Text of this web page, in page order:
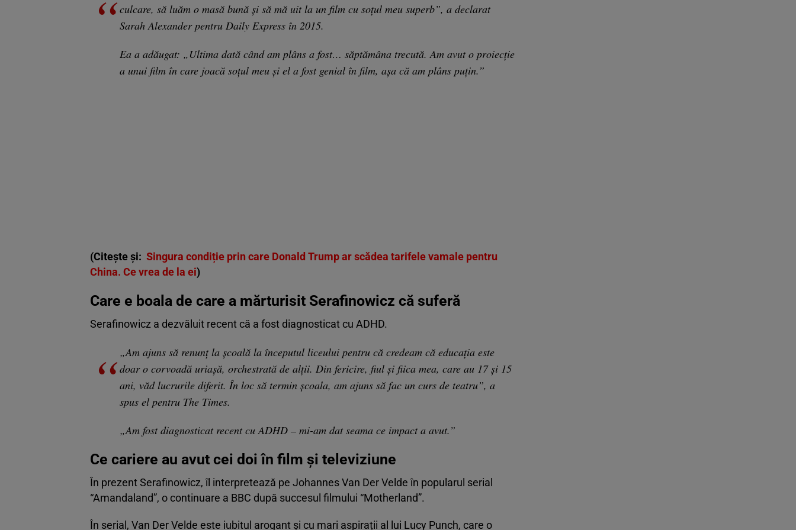
culcare, să luăm o masă bună și să mă uit la un film cu soțul meu superb”, a declarat
Sarah Alexander pentru Daily Express în 2015.
Ea a adăugat: „Ultima dată când am plâns a fost… săptămâna trecută. Am avut o proiecție
a unui film în care joacă soțul meu și el a fost genial în film, așa că am plâns puțin.”
(Citește și: Singura condiție prin care Donald Trump ar scădea tarifele vamale pentru
China. Ce vrea de la ei)
Care e boala de care a mărturisit Serafinowicz că suferă
Serafinowicz a dezvăluit recent că a fost diagnosticat cu ADHD.
„Am ajuns să renunț la școală la începutul liceului pentru că credeam că educația este
doar o corvoadă uriașă, orchestrată de alții. Din fericire, fiul și fiica mea, care au 17 și 15
ani, văd lucrurile diferit. În loc să termin școala, am ajuns să fac un curs de teatru”, a
spus el pentru The Times.
„Am fost diagnosticat recent cu ADHD – mi-am dat seama ce impact a avut.”
Ce cariere au avut cei doi în film și televiziune
În prezent Serafinowicz, îl interpretează pe Johannes Van Der Velde în popularul serial
“Amandaland”, o continuare a BBC după succesul filmului “Motherland”.
În serial, Van Der Velde este iubitul arogant și cu mari aspirații al lui Lucy Punch, care o